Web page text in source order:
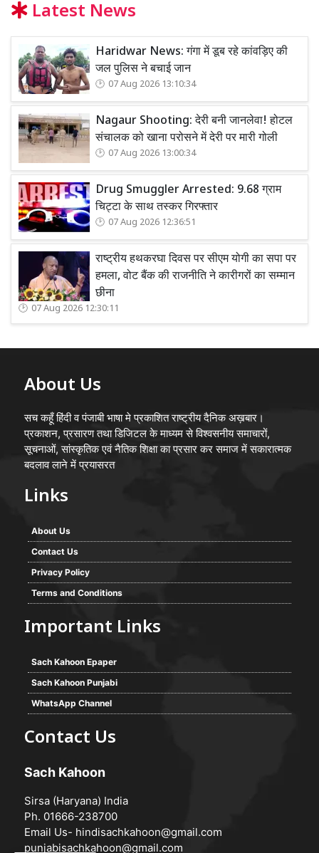
Latest News
Haridwar News: गंगा में डूब रहे कांवड़िए की
जल पुलिस ने बचाई जान
07 Aug 2026 13:10:34
Nagaur Shooting: देरी बनी जानलेवा! होटल
संचालक को खाना परोसने में देरी पर मारी गोली
07 Aug 2026 13:00:34
Drug Smuggler Arrested: 9.68 ग्राम
चिट्टा के साथ तस्कर गिरफ्तार
07 Aug 2026 12:36:51
राष्ट्रीय हथकरघा दिवस पर सीएम योगी का सपा पर
हमला, वोट बैंक की राजनीति ने कारीगरों का सम्मान
छीना
07 Aug 2026 12:30:11
About Us
सच कहूँ हिंदी व पंजाबी भाषा मे प्रकाशित राष्ट्रीय दैनिक अख़बार।
प्रकाशन, प्रसारण तथा डिजिटल के माध्यम से विश्वसनीय समाचारों,
सूचनाओं, सांस्कृतिक एवं नैतिक शिक्षा का प्रसार कर समाज में सकारात्मक
बदलाव लाने में प्रयासरत
Links
About Us
Contact Us
Privacy Policy
Terms and Conditions
Important Links
Sach Kahoon Epaper
Sach Kahoon Punjabi
WhatsApp Channel
Contact Us
Sach Kahoon
Sirsa (Haryana) India
Ph. 01666-238700
Email Us- hindisachkahoon@gmail.com
punjabisachkahoon@gmail.com